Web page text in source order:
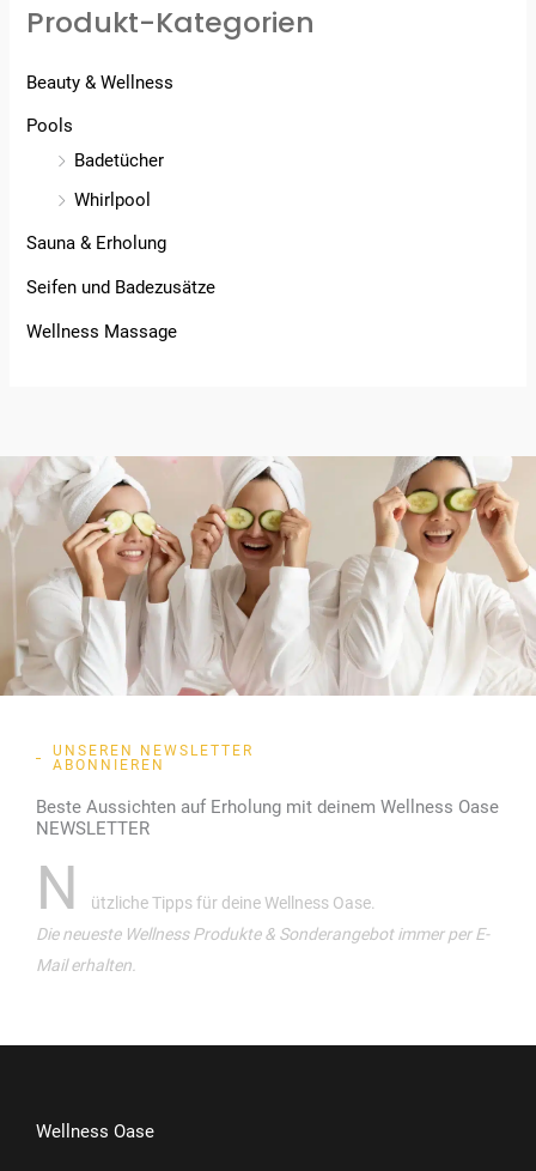
Produkt-Kategorien
Beauty & Wellness
Pools
Badetücher
Whirlpool
Sauna & Erholung
Seifen und Badezusätze
Wellness Massage
UNSEREN NEWSLETTER
ABONNIEREN
Beste Aussichten auf Erholung mit deinem Wellness Oase
NEWSLETTER
N
ützliche Tipps für deine Wellness Oase.
Die neueste Wellness Produkte & Sonderangebot immer per E-
Mail erhalten.
Wellness Oase